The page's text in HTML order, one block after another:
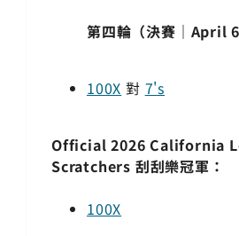
第四輪（決賽｜
100X 對 7's
Official 2026 California
Scratchers 刮刮樂冠軍：
100X